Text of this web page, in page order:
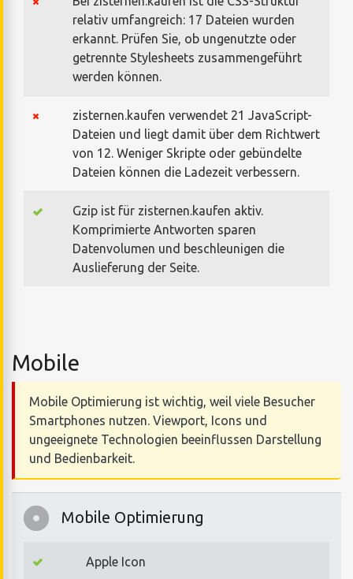
relativ umfangreich: 17 Dateien wurden
erkannt. Prüfen Sie, ob ungenutzte oder
getrennte Stylesheets zusammengeführt
werden können.
zisternen.kaufen verwendet 21 JavaScript-
Dateien und liegt damit über dem Richtwert
von 12. Weniger Skripte oder gebündelte
Dateien können die Ladezeit verbessern.
Gzip ist für zisternen.kaufen aktiv.
Komprimierte Antworten sparen
Datenvolumen und beschleunigen die
Auslieferung der Seite.
Mobile
Mobile Optimierung ist wichtig, weil viele Besucher
Smartphones nutzen. Viewport, Icons und
ungeeignete Technologien beeinflussen Darstellung
und Bedienbarkeit.
Mobile Optimierung
Apple Icon